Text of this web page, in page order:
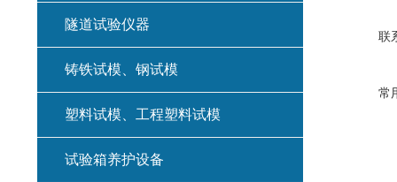
联
常
隧道试验仪器
铸铁试模、钢试模
塑料试模、工程塑料试模
试验箱养护设备